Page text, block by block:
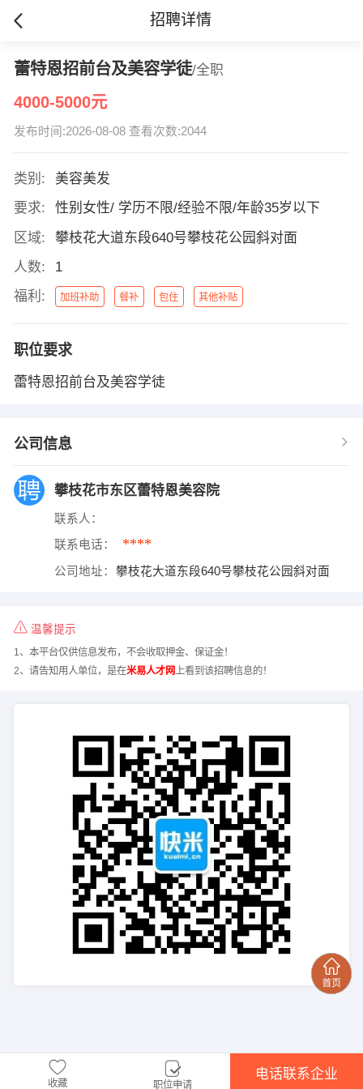
招聘详情
蕾特恩招前台及美容学徒/全职
4000-5000元
发布时间:2026-08-08 查看次数:2044
类别:
美容美发
要求:
性别女性/ 学历不限/经验不限/年龄35岁以下
区域:
攀枝花大道东段640号攀枝花公园斜对面
人数:
1
福利:
加班补助 餐补 包住 其他补贴
职位要求
蕾特恩招前台及美容学徒
公司信息
攀枝花市东区蕾特恩美容院
联系人：
联系电话： ****
公司地址： 攀枝花大道东段640号攀枝花公园斜对面
温馨提示
1、本平台仅供信息发布，不会收取押金、保证金！
2、请告知用人单位，是在米易人才网 上看到该招聘信息的！
收藏 职位申请
电话联系企业